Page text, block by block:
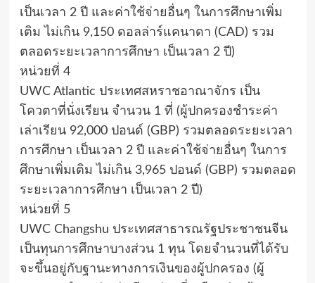
เป็นเวลา 2 ปี และค่าใช้จ่ายอื่นๆ ในการศึกษาเพิ่ม
เติม ไม่เกิน 9,150 ดอลล่าร์แคนาดา (CAD) รวม
ตลอดระยะเวลาการศึกษา เป็นเวลา 2 ปี)
หน่วยที่ 4
UWC Atlantic ประเทศสหราชอาณาจักร เป็น
โควตาที่นั่งเรียน จำนวน 1 ที่ (ผู้ปกครองชำระค่า
เล่าเรียน 92,000 ปอนด์ (GBP) รวมตลอดระยะเวลา
การศึกษา เป็นเวลา 2 ปี และค่าใช้จ่ายอื่นๆ ในการ
ศึกษาเพิ่มเติม ไม่เกิน 3,965 ปอนด์ (GBP) รวมตลอด
ระยะเวลาการศึกษา เป็นเวลา 2 ปี)
หน่วยที่ 5
UWC Changshu ประเทศสาธารณรัฐประชาชนจีน
เป็นทุนการศึกษาบางส่วน 1 ทุน โดยจำนวนที่ได้รับ
จะขึ้นอยู่กับฐานะทางการเงินของผู้ปกครอง (ผู้